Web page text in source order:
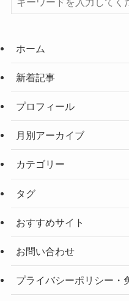
ホーム
新着記事
プロフィール
月別アーカイブ
カテゴリー
タグ
おすすめサイト
お問い合わせ
プライバシーポリシー・